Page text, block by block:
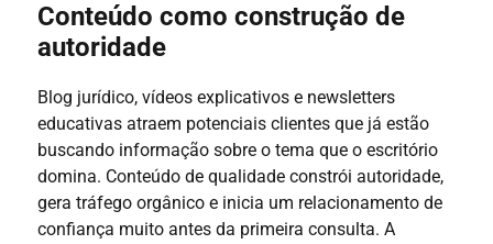
Conteúdo como construção de
autoridade
Blog jurídico, vídeos explicativos e newsletters
educativas atraem potenciais clientes que já estão
buscando informação sobre o tema que o escritório
domina. Conteúdo de qualidade constrói autoridade,
gera tráfego orgânico e inicia um relacionamento de
confiança muito antes da primeira consulta. A